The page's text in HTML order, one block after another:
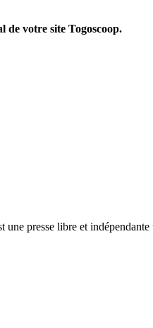
de votre site Togoscoop.
presse libre et